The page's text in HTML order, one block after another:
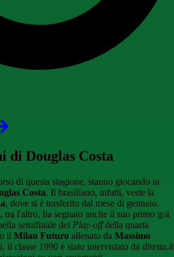
di Douglas Costa
di questa stagione, stanno giocando in
Costa. Il brasiliano, infatti, veste la
, dove si è trasferito dal mese di gennaio.
tra l'altro, ha segnato anche il suo primo gol
semifinale dei Play-offdella quarta
il Milan Futuro allenato da Massimo
il classe 1990 è stato intervistato da diretta.it